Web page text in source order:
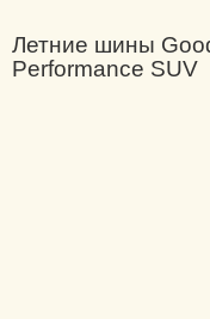
Летние шины
Performance SUV